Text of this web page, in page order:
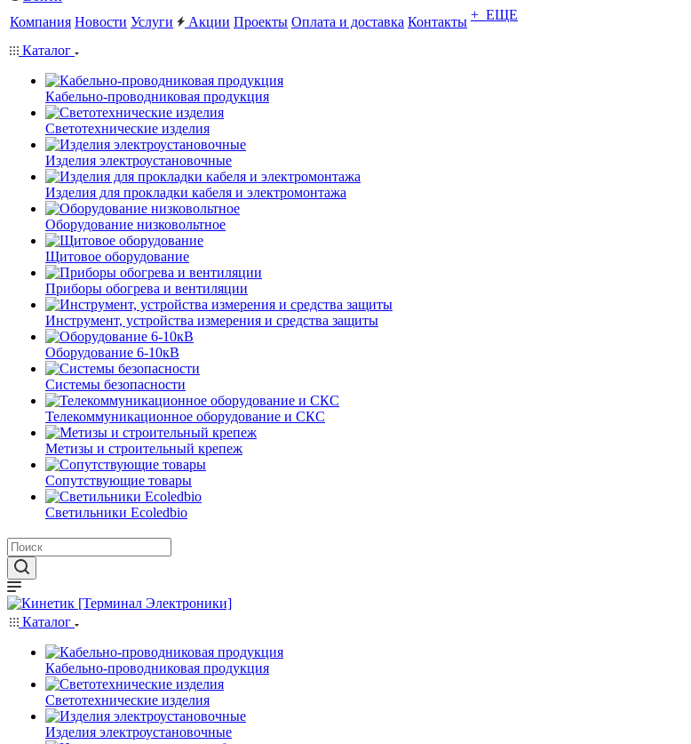
Компания Новости Услуги Акции Проекты Оплата и доставка Контакты + ЕЩЕ
Каталог
Кабельно-проводниковая продукция
Светотехнические изделия
Изделия электроустановочные
Изделия для прокладки кабеля и электромонтажа
Оборудование низковольтное
Щитовое оборудование
Приборы обогрева и вентиляции
Инструмент, устройства измерения и средства защиты
Оборудование 6-10кВ
Системы безопасности
Телекоммуникационное оборудование и СКС
Метизы и строительный крепеж
Сопутствующие товары
Светильники Ecoledbio
Каталог
Кабельно-проводниковая продукция
Светотехнические изделия
Изделия электроустановочные